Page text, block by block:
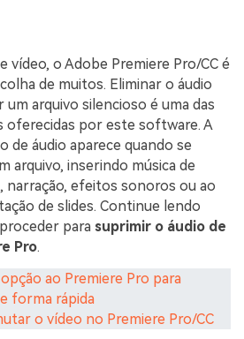
vídeo, o Adobe Premiere Pro/CC é
de muitos. Eliminar o áudio
um arquivo silencioso é uma das
oferecidas por este software. A
de áudio aparece quando se
arquivo, inserindo música de
narração, efeitos sonoros ou ao
de slides. Continue lendo
para suprimir o áudio de
Pro.
ao Premiere Pro para
forma rápida
o vídeo no Premiere Pro/CC